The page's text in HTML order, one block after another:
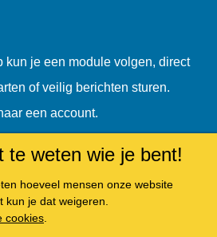
te weten wie je bent!
hoeveel mensen onze website
kun je dat weigeren.
cookies
kun je een module volgen, direct
of veilig berichten sturen.
een account.